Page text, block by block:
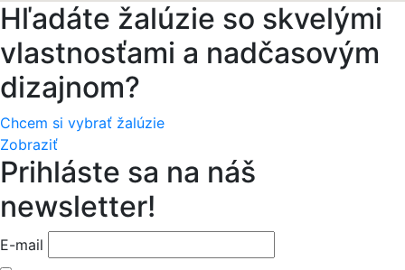
Hľadáte žalúzie so skvelými
vlastnosťami a nadčasovým
dizajnom?
Chcem si vybrať žalúzie
Zobraziť
Prihláste sa na náš
newsletter!
E-mail